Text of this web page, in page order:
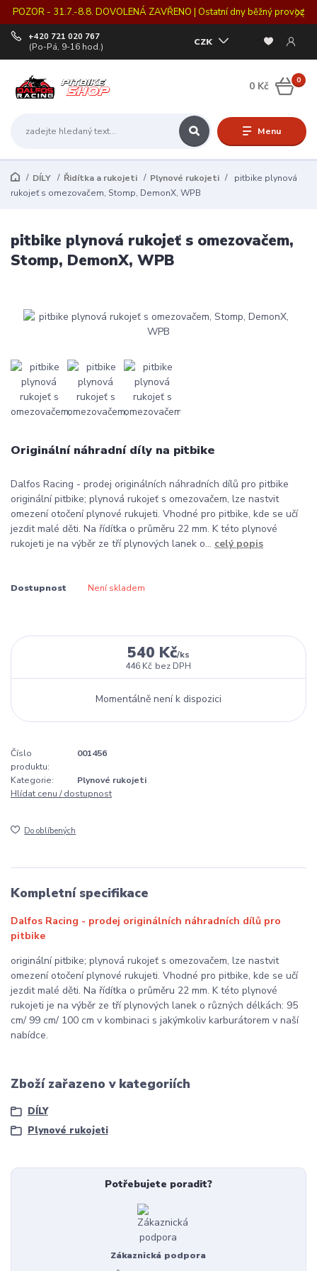
POZOR - 31.7.-8.8. DOVOLENÁ ZAVŘENO | Ostatní dny běžný provoz
Menu
CZK
+420 721 020 767
(Po-Pá, 9-16 hod.)
0
0 Kč
DÍLY Řidítka a rukojeti Plynové rukojeti
pitbike plynová
rukojeť s omezovačem, Stomp, DemonX, WPB
pitbike plynová rukojeť s omezovačem,
Stomp, DemonX, WPB
Originální náhradní díly na pitbike
Dalfos Racing - prodej originálních náhradních dílů pro pitbike
originální pitbike; plynová rukojeť s omezovačem, lze nastvit
omezení otočení plynové rukujeti. Vhodné pro pitbike, kde se učí
jezdit malé děti. Na řídítka o průměru 22 mm. K této plynové
rukojeti je na výběr ze tří plynových lanek o... celý popis
Dostupnost Není skladem
540 Kč/ks
446 Kč bez DPH
Momentálně není k dispozici
Číslo
produktu:
001456
Kategorie:
Plynové rukojeti
Hlídat cenu / dostupnost
Do oblíbených
Kompletní specifikace
Dalfos Racing - prodej originálních náhradních dílů pro
pitbike
originální pitbike; plynová rukojeť s omezovačem, lze nastvit
omezení otočení plynové rukujeti. Vhodné pro pitbike, kde se učí
jezdit malé děti. Na řídítka o průměru 22 mm. K této plynové
rukojeti je na výběr ze tří plynových lanek o různých délkách: 95
cm/ 99 cm/ 100 cm v kombinaci s jakýmkoliv karburátorem v naší
nabídce.
Zboží zařazeno v kategoriích
DÍLY
Plynové rukojeti
Potřebujete poradit?
Zákaznická podpora